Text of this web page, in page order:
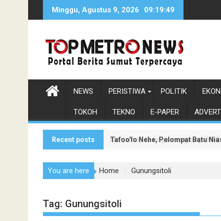
Minggu, Agustus 9, 2026 09:19:51
NEWS PERISTIWA POLITIK
TOKOH TEKNO E-PAPER
Recent posts Tafoo'lo Nehe, Pelompat Batu
Monumen Sisingamangaraja XII
You are here Home Gunungsitoli
Tag: Gunungsitoli